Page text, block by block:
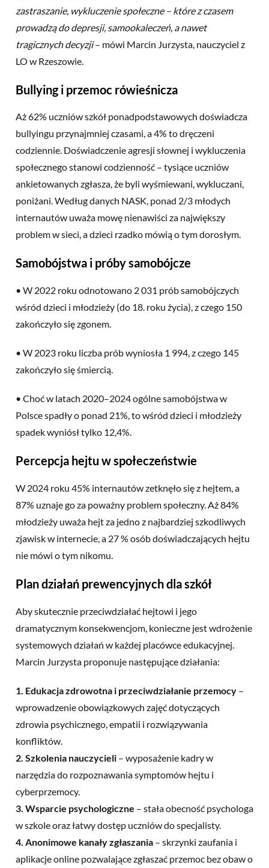
zastraszanie, wykluczenie społeczne – które z czasem
prowadzą do depresji, samookaleczeń, a nawet
tragicznych decyzji– mówi Marcin Jurzysta, nauczyciel z
LO w Rzeszowie.
Bullying i przemoc rówieśnicza
Aż 62% uczniów szkół ponadpodstawowych doświadcza
bullyingu przynajmniej czasami, a 4% to dręczeni
codziennie. Doświadczenie agresji słownej i wykluczenia
społecznego stanowi codzienność – tysiące uczniów
ankietowanych zgłasza, że byli wyśmiewani, wykluczani,
poniżani. Według danych NASK, ponad 2/3 młodych
internautów uważa mowę nienawiści za największy
problem w sieci, a dzieci rzadko mówią o tym dorosłym.
Samobójstwa i próby samobójcze
• W 2022 roku odnotowano 2 031 prób samobójczych
wśród dzieci i młodzieży (do 18. roku życia), z czego 150
zakończyło się zgonem.
• W 2023 roku liczba prób wyniosła 1 994, z czego 145
zakończyło się śmiercią.
• Choć w latach 2020–2024 ogólne samobójstwa w
Polsce spadły o ponad 21%, to wśród dzieci i młodzieży
spadek wyniósł tylko 12,4%.
Percepcja hejtu w społeczeństwie
W 2024 roku 45% internautów zetknęło się z hejtem, a
87% uznaje go za poważny problem społeczny. Aż 84%
młodzieży uważa hejt za jedno z najbardziej szkodliwych
zjawisk w internecie, a 27 % osób doświadczających hejtu
nie mówi o tym nikomu.
Plan działań prewencyjnych dla szkół
Aby skutecznie przeciwdziałać hejtowi i jego
dramatycznym konsekwencjom, konieczne jest wdrożenie
systemowych działań w każdej placówce edukacyjnej.
Marcin Jurzysta proponuje następujące działania:
1. Edukacja zdrowotna i przeciwdziałanie przemocy –
wprowadzenie obowiązkowych zajęć dotyczących
zdrowia psychicznego, empatii i rozwiązywania
konfliktów.
2. Szkolenia nauczycieli – wyposażenie kadry w
narzędzia do rozpoznawania symptomów hejtu i
cyberprzemocy.
3. Wsparcie psychologiczne – stała obecność psychologa
w szkole oraz łatwy dostęp uczniów do specjalisty.
4. Anonimowe kanały zgłaszania – skrzynki zaufania i
aplikacje online pozwalające zgłaszać przemoc bez obaw o